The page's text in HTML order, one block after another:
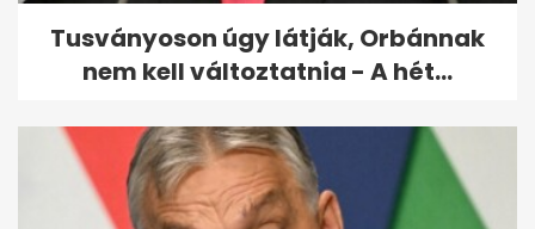
Tusványoson úgy látják, Orbánnak
nem kell változtatnia - A hét...